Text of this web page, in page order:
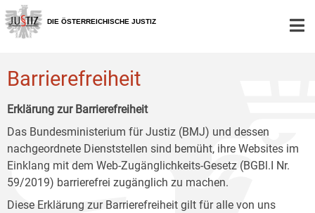
Zur
Hauptnavigation
[1]
Zum
Inhalt
[2]
Zum
Untermenü
[3]
DIE ÖSTERREICHISCHE JUSTIZ
Barrierefreiheit
Erklärung zur Barrierefreiheit
Das Bundesministerium für Justiz (BMJ) und dessen
nachgeordnete Dienststellen sind bemüht, ihre Websites im
Einklang mit dem Web-Zugänglichkeits-Gesetz (BGBl.I Nr.
59/2019) barrierefrei zugänglich zu machen.
Diese Erklärung zur Barrierefreiheit gilt für alle von uns